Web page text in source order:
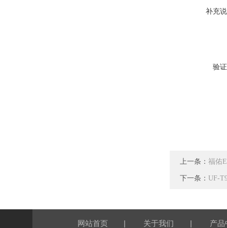
补充
验
上一条： 福佑
下一条： UF-
网站首页 | 关于我们 | 产品